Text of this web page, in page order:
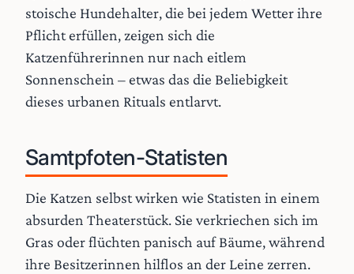
stoische Hundehalter, die bei jedem Wetter ihre
Pflicht erfüllen, zeigen sich die
Katzenführerinnen nur nach eitlem
Sonnenschein – etwas das die Beliebigkeit
dieses urbanen Rituals entlarvt.
Samtpfoten-Statisten
Die Katzen selbst wirken wie Statisten in einem
absurden Theaterstück. Sie verkriechen sich im
Gras oder flüchten panisch auf Bäume, während
ihre Besitzerinnen hilflos an der Leine zerren.